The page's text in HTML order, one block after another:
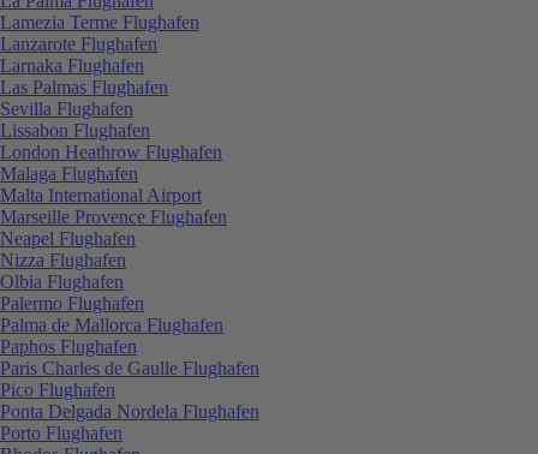
Lamezia Terme Flughafen
Lanzarote Flughafen
Larnaka Flughafen
Las Palmas Flughafen
Sevilla Flughafen
Lissabon Flughafen
London Heathrow Flughafen
Malaga Flughafen
Malta International Airport
Marseille Provence Flughafen
Neapel Flughafen
Nizza Flughafen
Olbia Flughafen
Palermo Flughafen
Palma de Mallorca Flughafen
Paphos Flughafen
Paris Charles de Gaulle Flughafen
Pico Flughafen
Ponta Delgada Nordela Flughafen
Porto Flughafen